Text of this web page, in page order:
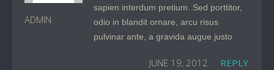
ADMIN
sapien interdum pretium. Sed porttitor,
odio in blandit ornare, arcu risus
pulvinar ante, a gravida augue justo
REPLY
JUNE 19, 2012